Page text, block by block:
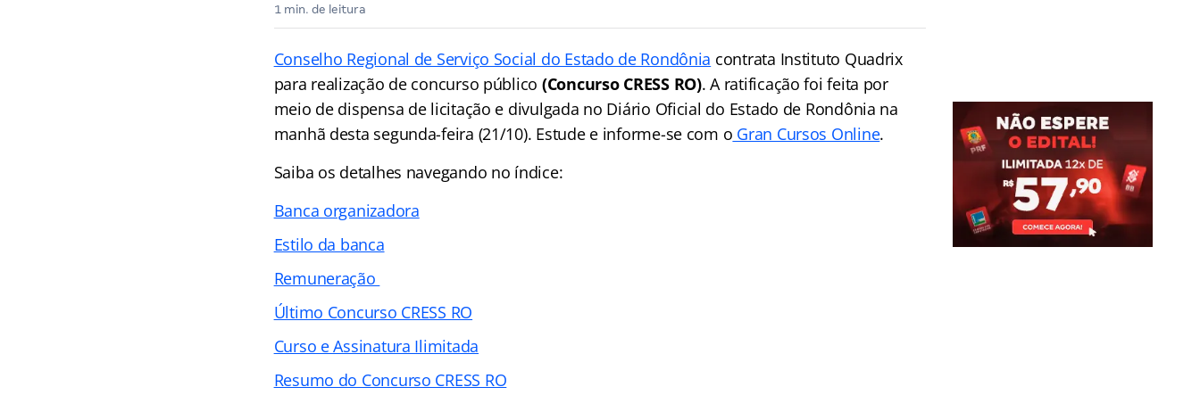
1 min. de leitura
Conselho Regional de Serviço Social do Estado de Rondônia contrata Instituto Quadrix
para realização de concurso público (Concurso CRESS RO). A ratificação foi feita por
meio de dispensa de licitação e divulgada no Diário Oficial do Estado de Rondônia na
manhã desta segunda-feira (21/10). Estude e informe-se com o Gran Cursos Online.
Saiba os detalhes navegando no índice:
Banca organizadora
Estilo da banca
Remuneração
Último Concurso CRESS RO
Curso e Assinatura Ilimitada
Resumo do Concurso CRESS RO